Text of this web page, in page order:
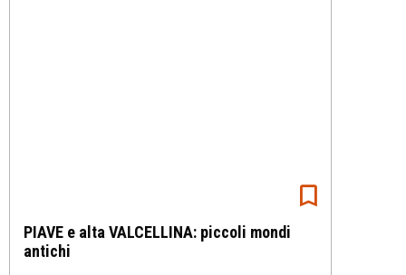
PIAVE e alta VALCELLINA: piccoli mondi
antichi